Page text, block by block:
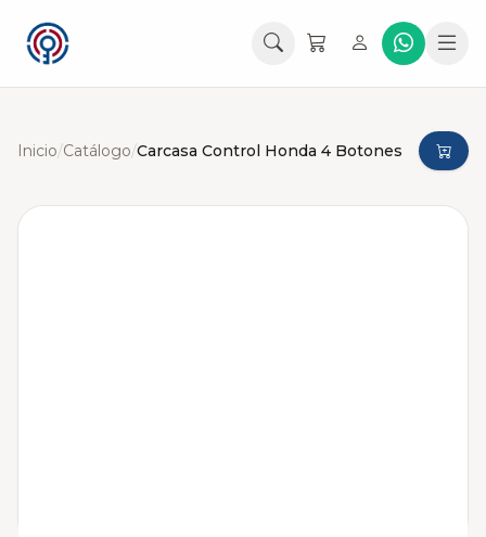
Inicio/Catálogo/Carcasa Control Honda 4 Botones